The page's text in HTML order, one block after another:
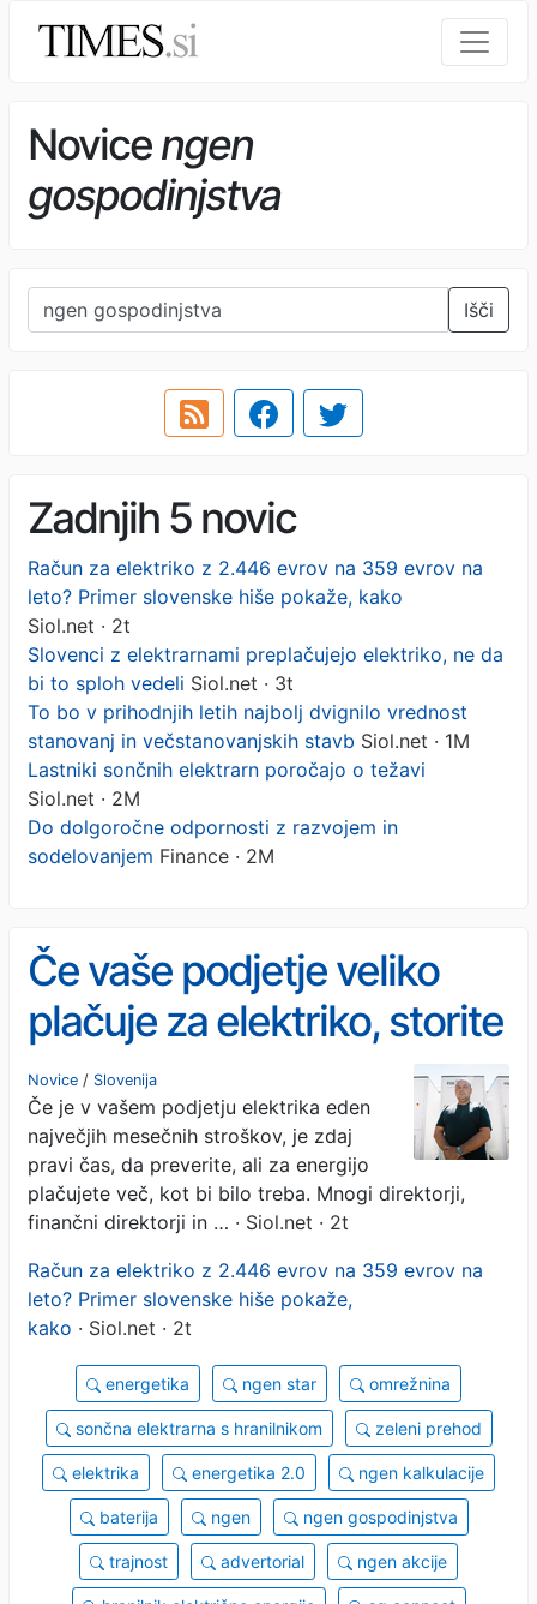
Novicengen
gospodinjstva
Išči
Zadnjih 5 novic
Račun za elektriko z 2.446 evrov na 359 evrov na
leto? Primer slovenske hiše pokaže, kako
Siol.net · 2t
Slovenci z elektrarnami preplačujejo elektriko, ne da
bi to sploh vedeli Siol.net · 3t
To bo v prihodnjih letih najbolj dvignilo vrednost
stanovanj in večstanovanjskih stavb Siol.net · 1M
Lastniki sončnih elektrarn poročajo o težavi
Siol.net · 2M
Do dolgoročne odpornosti z razvojem in
sodelovanjem Finance · 2M
Če vaše podjetje veliko
plačuje za elektriko, storite
to, kar so že storila številna
slovenska podjetja
Novice / Slovenija
Če je v vašem podjetju elektrika eden
največjih mesečnih stroškov, je zdaj
pravi čas, da preverite, ali za energijo
plačujete več, kot bi bilo treba. Mnogi direktorji,
finančni direktorji in … · Siol.net · 2t
Račun za elektriko z 2.446 evrov na 359 evrov na
leto? Primer slovenske hiše pokaže,
kako · Siol.net · 2t
energetika ngen star omrežnina
sončna elektrarna s hranilnikom zeleni prehod
elektrika energetika 2.0 ngen kalkulacije
baterija ngen ngen gospodinjstva
trajnost advertorial ngen akcije